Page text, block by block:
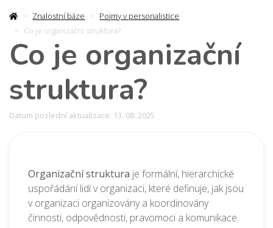
Znalostní báze
Pojmy v personalistice
Co je organizační struktura?
Co je organizační
struktura?
Datum poslední aktualizace: 13. 08. 2025
Organizační struktura je formální, hierarchické
uspořádání lidí v organizaci, které definuje, jak jsou
v organizaci organizovány a koordinovány
činnosti, odpovědnosti, pravomoci a komunikace.